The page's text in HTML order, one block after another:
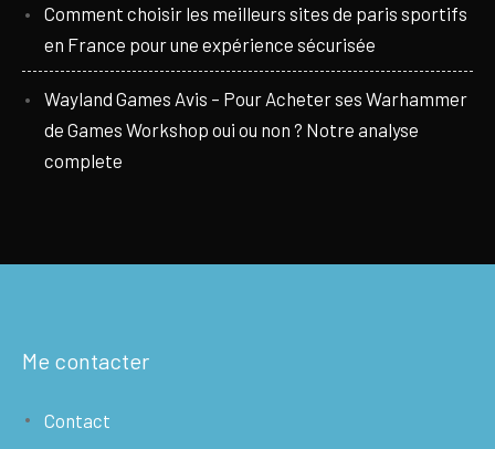
Comment choisir les meilleurs sites de paris sportifs
en France pour une expérience sécurisée
Wayland Games Avis – Pour Acheter ses Warhammer
de Games Workshop oui ou non ? Notre analyse
complete
Me contacter
Contact